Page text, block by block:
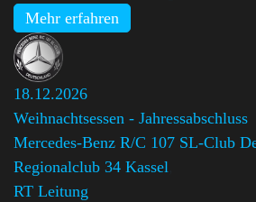
Mehr erfahren
18.12.2026
Weihnachtsessen - Jahressabschluss
Mercedes-Benz R/C 107 SL-Club
Regionalclub 34 Kassel
RT Leitung